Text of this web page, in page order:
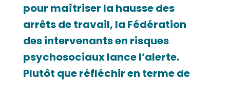
pour maîtriser la hausse des
arrêts de travail, la Fédération
des intervenants en risques
psychosociaux lance l’alerte.
Plutôt que réfléchir en terme de